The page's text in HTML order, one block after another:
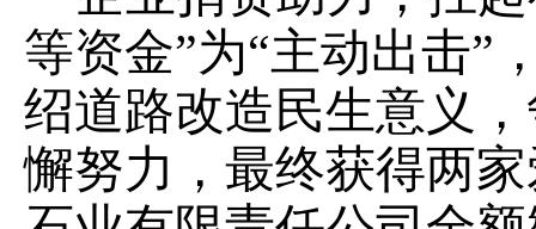
等资金”为“主动出击”
绍道路改造民生意义
懈努力，最终获得两